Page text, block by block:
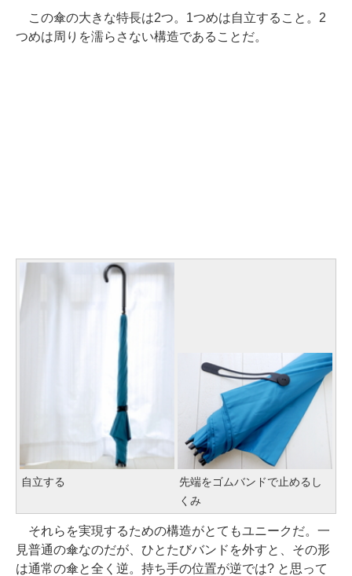
この傘の大きな特長は2つ。1つめは自立すること。2
つめは周りを濡らさない構造であることだ。
自立する
先端をゴムバンドで止めるし
くみ
それらを実現するための構造がとてもユニークだ。一
見普通の傘なのだが、ひとたびバンドを外すと、その形
は通常の傘と全く逆。持ち手の位置が逆では? と思って